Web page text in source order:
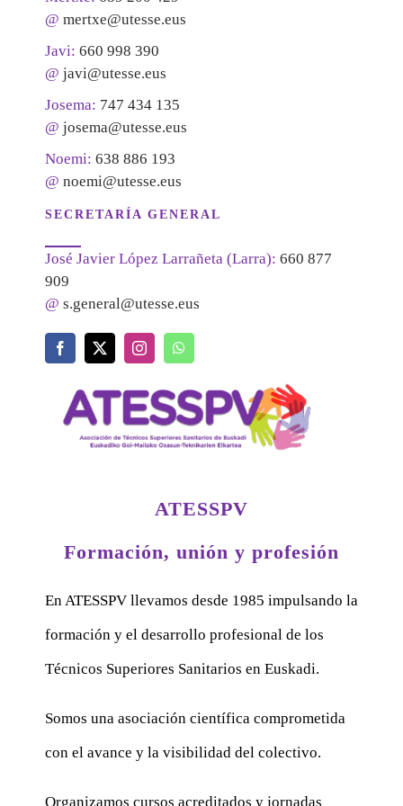
@ mertxe@utesse.eus
Javi: 660 998 390
@ javi@utesse.eus
Josema: 747 434 135
@ josema@utesse.eus
Noemi: 638 886 193
@ noemi@utesse.eus
SECRETARÍA GENERAL
José Javier López Larrañeta (Larra): 660 877
909
@ s.general@utesse.eus
ATESSPV
Formación, unión y profesión
En ATESSPV llevamos desde 1985 impulsando la
formación y el desarrollo profesional de los
Técnicos Superiores Sanitarios en Euskadi.
Somos una asociación científica comprometida
con el avance y la visibilidad del colectivo.
Organizamos cursos acreditados y jornadas